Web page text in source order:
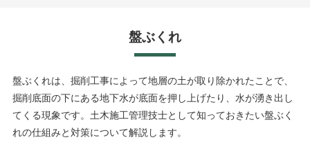
盤ぶくれ
盤ぶくれは、掘削工事によって地層の土が取り除かれたことで、
掘削底面の下にある地下水が底面を押し上げたり、水が湧き出し
てくる現象です。土木施工管理技士として知っておきたい盤ぶく
れの仕組みと対策について解説します。